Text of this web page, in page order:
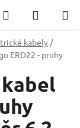
Hledat
KOŠÍK
kabely /
ERD22 - pruhy